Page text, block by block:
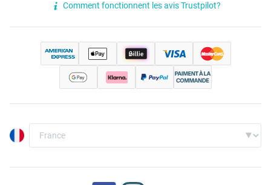
Comment fonctionnent les avis Trustpilot?